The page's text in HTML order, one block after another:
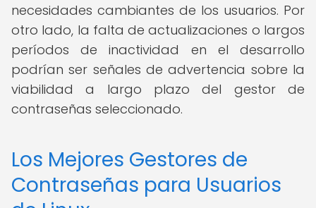
necesidades cambiantes de los usuarios. Por
otro lado, la falta de actualizaciones o largos
períodos de inactividad en el desarrollo
podrían ser señales de advertencia sobre la
viabilidad a largo plazo del gestor de
contraseñas seleccionado.
Los Mejores Gestores de
Contraseñas para Usuarios